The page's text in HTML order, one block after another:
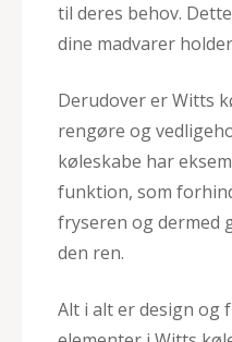
til deres behov.
dine madvarer
Derudover er Witts
rengøre og
køleskabe har
funktion, som
fryseren og dermed
den ren.
Alt i alt er design og